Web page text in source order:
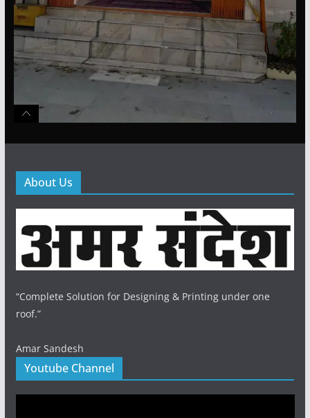
About Us
“Complete Solution for Designing & Printing under one
roof.”
Amar Sandesh
Youtube Channel